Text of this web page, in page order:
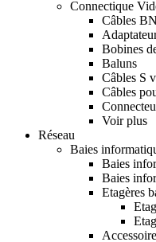
Connectique
Câbles
Bobines
Baluns
Câbles S
Câbles
Voir plus
Réseau
Baies
Baies
Baies
Etagères